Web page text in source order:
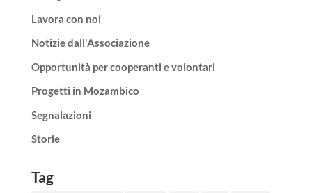
Lavora con noi
Notizie dall'Associazione
Opportunità per cooperanti e volontari
Progetti in Mozambico
Segnalazioni
Storie
Tag